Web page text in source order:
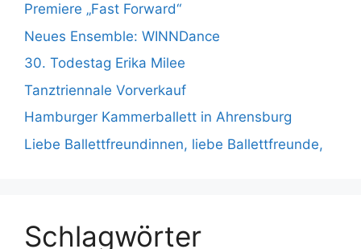
Premiere „Fast Forward“
Neues Ensemble: WINNDance
30. Todestag Erika Milee
Tanztriennale Vorverkauf
Hamburger Kammerballett in Ahrensburg
Liebe Ballettfreundinnen, liebe Ballettfreunde,
Schlagwörter